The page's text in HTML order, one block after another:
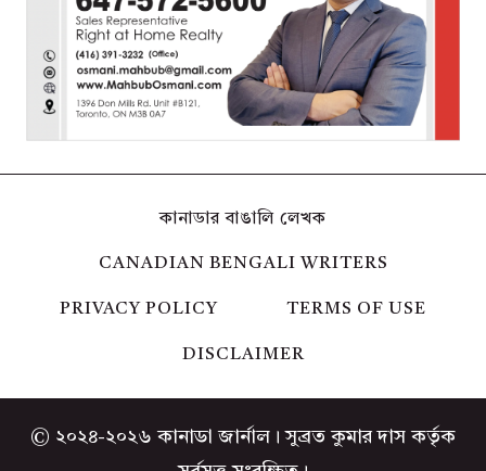
কানাডার বাঙালি লেখক
CANADIAN BENGALI WRITERS
PRIVACY POLICY TERMS OF USE
DISCLAIMER
© ২০২৪-২০২৬ কানাডা জার্নাল। সুব্রত কুমার দাস কর্তৃক